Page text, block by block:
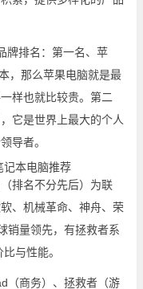
牌排名：第一名、苹
，那么苹果电脑就是最
样也就比较贵。第二
它是世界上最大的个人
导者。
记本电脑推荐
排名不分先后）为联
、机械革命、神舟、荣
销量领先，有拯救者系
与性能。
（商务）、拯救者（游